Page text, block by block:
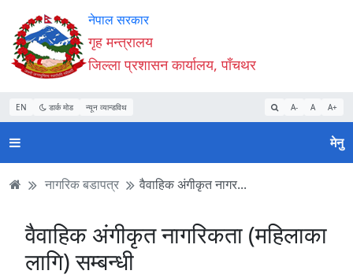
Accessibility
Mode
सुरु
गर्नुहोस्
सामाग्री
पढ्नुहाेस्
नेभिगेसन
पढ्नुहाेस्
वेबसाइट
खोजमा
जानुहोस्
नेपाल सरकार
गृह मन्त्रालय
जिल्ला प्रशासन कार्यालय, पाँचथर
EN डार्क मोड न्यून व्यान्डविथ A- A A+
मेनु
नागरिक बडापत्र वैवाहिक अंगीकृत नागर...
वैवाहिक अंगीकृत नागरिकता (महिलाका
लागि) सम्बन्धी